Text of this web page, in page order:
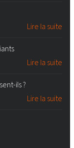
Lire la suite
Lire la suite
ils ?
Lire la suite